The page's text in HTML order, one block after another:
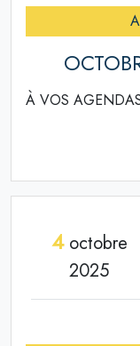
À VOS
4octobre
2025